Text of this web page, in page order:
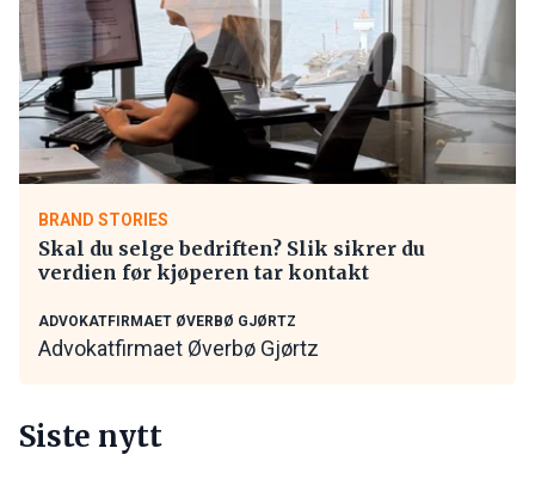
BRAND STORIES
Skal du selge bedriften? Slik sikrer du
verdien før kjøperen tar kontakt
ADVOKATFIRMAET ØVERBØ GJØRTZ
Advokatfirmaet Øverbø Gjørtz
Siste nytt